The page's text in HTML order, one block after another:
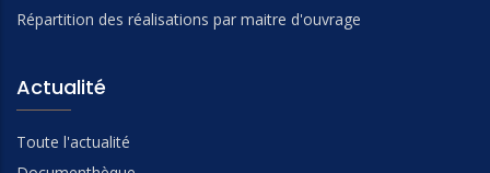
Répartition des réalisations par maitre d'ouvrage
Actualité
Toute l'actualité